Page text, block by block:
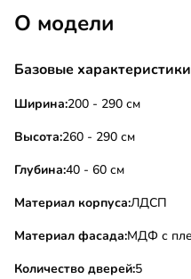
О модели
Базовые характеристики
Ширина:200 - 290 см
Высота:260 - 290 см
Глубина:40 - 60 см
Материал корпуса:ЛДСП
Материал фасада:МДФ с
Количество дверей:5